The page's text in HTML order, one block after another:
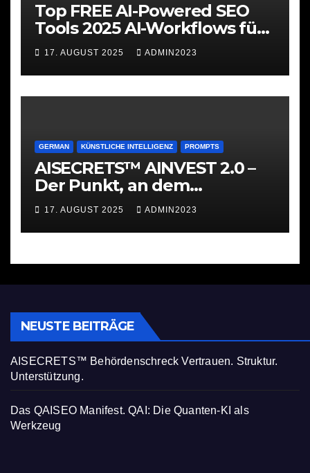
Top FREE AI-Powered SEO
Tools 2025 AI-Workflows für
SEO
17. AUGUST 2025 ADMIN2023
GERMAN KÜNSTLICHE INTELLIGENZ PROMPTS
AISECRETS™ AINVEST 2.0 –
Der Punkt, an dem
Investieren ernst wird
17. AUGUST 2025 ADMIN2023
NEUSTE BEITRÄGE
AISECRETS™ Behördenschreck Vertrauen. Struktur.
Unterstützung.
Das QAISEO Manifest. QAI: Die Quanten-KI als
Werkzeug